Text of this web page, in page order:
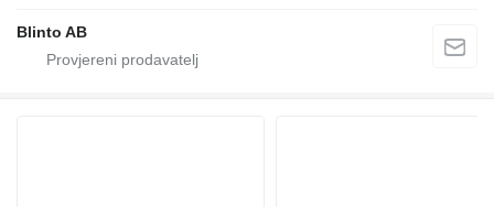
Blinto AB